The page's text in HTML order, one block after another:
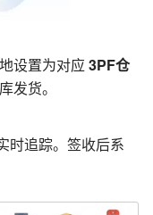
设置为对应 3PF仓
发货。
时追踪。签收后系